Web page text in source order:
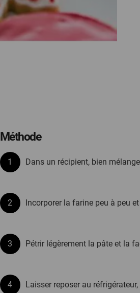
Méthode
Dans un récipient, bien
Incorporer la farine peu à peu
Pétrir légèrement la pâte et la
Laisser reposer au